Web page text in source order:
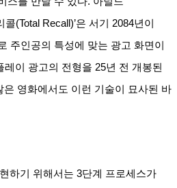
콜(Total Recall)’은 서기 2084년이
주인공의 특성에 맞는 광고 화면이
레이 광고의 전형을 25년 전 개봉된
은 영화에서도 이런 기술이 묘사된 바
하기 위해서는 3단계 프로세스가